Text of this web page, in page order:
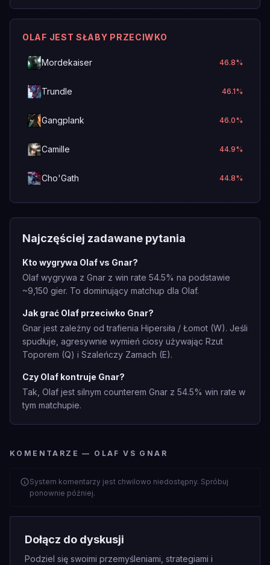
OLAF JEST SŁABY PRZECIWKO
Mordekaiser 46.8%
Trundle 46.1%
Gangplank 46.0%
Camille 44.9%
Cho'Gath 44.8%
Najczęściej zadawane pytania
Kto wygrywa Olaf vs Gnar?
Olaf wygrywa z Gnar z win rate 54.5% na podstawie
~9,150 gier. To dominujący matchup dla Olaf.
Jak grać Olaf przeciwko Gnar?
Gnar jest zależny od trafienia Hipersiła / Łomot (W). Jeśli
spudłuje, agresywnie wymień ciosy używając Rzut
Toporem (Q) i Szaleńczy Zamach (E).
Czy Olaf kontruje Gnar?
Tak, Olaf jest silnym counterem Gnar z 54.5% win rate w
tym matchupie.
KOMENTARZE — OLAF VS GNAR
System komentarzy jest chwilowo niedostępny. Spróbuj
ponownie później.
Dołącz do dyskusji
Podziel się swoimi przemyśleniami, strategiami i